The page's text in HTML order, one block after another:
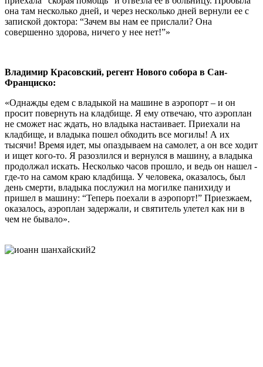
она там несколько дней, и через несколько дней вернули ее с
запиской доктора: “Зачем вы нам ее прислали? Она
совершенно здорова, ничего у нее нет!”»
Владимир Красовский, регент Нового собора в Сан-
Франциско:
«Однажды едем с владыкой на машине в аэропорт – и он
просит повернуть на кладбище. Я ему отвечаю, что аэроплан
не сможет нас ждать, но владыка настаивает. Приехали на
кладбище, и владыка пошел обходить все могилы! А их
тысячи! Время идет, мы опаздываем на самолет, а он все ходит
и ищет кого-то. Я разозлился и вернулся в машину, а владыка
продолжал искать. Несколько часов прошло, и ведь он нашел -
где-то на самом краю кладбища. У человека, оказалось, был
день смерти, владыка послужил на могилке панихиду и
пришел в машину: “Теперь поехали в аэропорт!” Приезжаем,
оказалось, аэроплан задержали, и святитель улетел как ни в
чем не бывало».